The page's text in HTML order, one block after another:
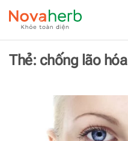
Skip to main content
Thẻ: chống lão hóa